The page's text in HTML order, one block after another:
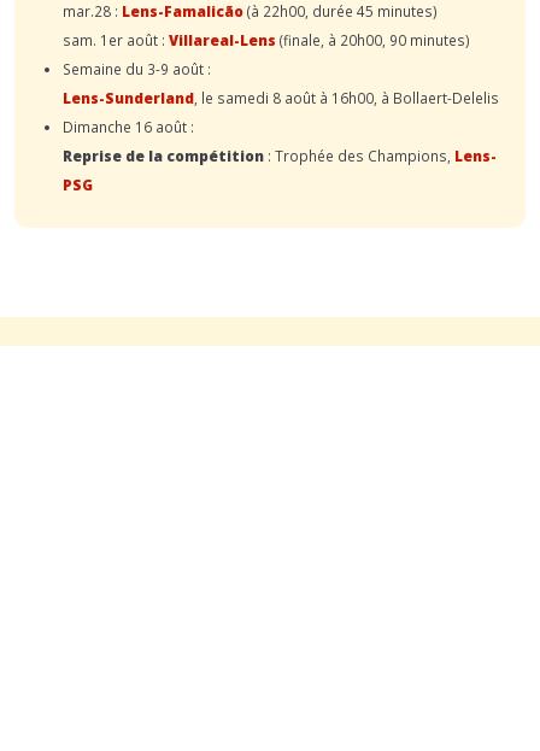
mar.28 : Lens-Famalicão(à 22h00, durée 45 minutes)
sam. 1er août : Villareal-Lens (finale, à 20h00, 90 minutes)
Semaine du 3-9 août :
Lens-Sunderland , le samedi 8 août à 16h00, à Bollaert-Delelis
Dimanche 16 août :
Reprise de la compétition : Trophée des Champions, Lens-
PSG